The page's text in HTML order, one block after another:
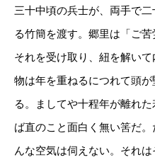
三十中頃の兵士が、両手で
る竹簡を渡す。郷里は「ご
それを受け取り、紐を解い
物は年を重ねるにつれて頭
る。ましてや十程年が離れ
ば直のこと面白く無い筈だ
んな空気は伺えない。それ